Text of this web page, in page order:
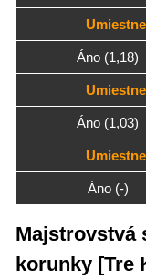
Áno (1,18)
Áno (1,03)
Áno (-)
Majstrovstvá
korunky [Tre